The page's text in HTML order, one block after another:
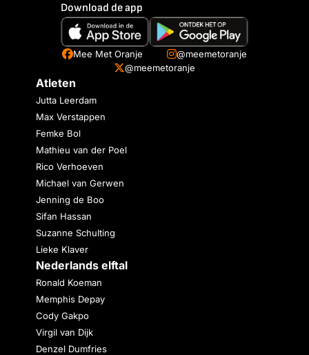
Download de app
Mee Met Oranje
@meemetoranje
@meemetoranje
Atleten
Jutta Leerdam
Max Verstappen
Femke Bol
Mathieu van der Poel
Rico Verhoeven
Michael van Gerwen
Jenning de Boo
Sifan Hassan
Suzanne Schulting
Lieke Klaver
Nederlands elftal
Ronald Koeman
Memphis Depay
Cody Gakpo
Virgil van Dijk
Denzel Dumfries